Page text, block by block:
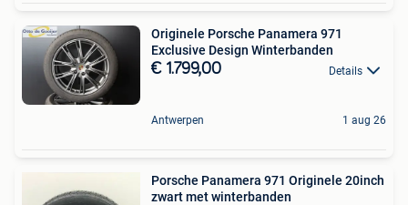
Originele Porsche Panamera 971
Exclusive Design Winterbanden
€ 1.799,00 Details
Antwerpen 1 aug 26
Porsche Panamera 971 Originele 20inch
zwart met winterbanden